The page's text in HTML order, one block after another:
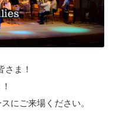
さま！
にご来場ください。